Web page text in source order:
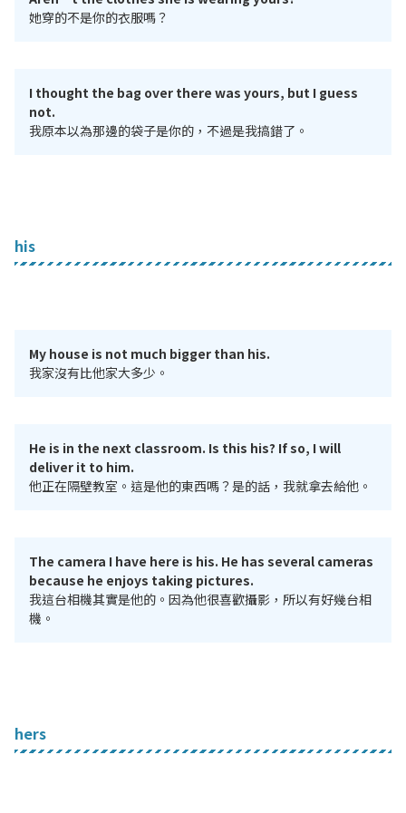
她穿的不是你的衣服嗎？
I thought the bag over there was yours, but I guess
not.
我原本以為那邊的袋子是你的，不過是我搞錯了。
his
My house is not much bigger than his.
我家沒有比他家大多少。
He is in the next classroom. Is this his? If so, I will
deliver it to him.
他正在隔壁教室。這是他的東西嗎？是的話，我就拿去給他。
The camera I have here is his. He has several cameras
because he enjoys taking pictures.
我這台相機其實是他的。因為他很喜歡攝影，所以有好幾台相
機。
hers